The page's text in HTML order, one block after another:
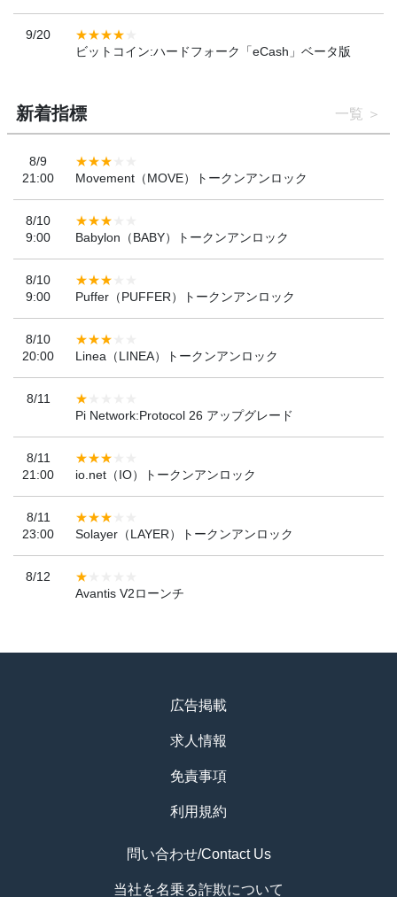
9/20
ビットコイン:ハードフォーク「eCash」ベータ版
新着指標 一覧
8/9
21:00
Movement（MOVE）トークンアンロック
8/10
9:00
Babylon（BABY）トークンアンロック
8/10
9:00
Puffer（PUFFER）トークンアンロック
8/10
20:00
Linea（LINEA）トークンアンロック
8/11
Pi Network:Protocol 26 アップグレード
8/11
21:00
io.net（IO）トークンアンロック
8/11
23:00
Solayer（LAYER）トークンアンロック
8/12
Avantis V2ローンチ
広告掲載
求人情報
免責事項
利用規約
問い合わせ/Contact Us
当社を名乗る詐欺について